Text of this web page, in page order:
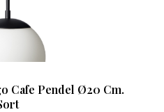
Cafe Pendel Ø20 Cm.